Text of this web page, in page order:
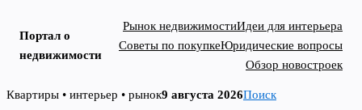
Портал о
недвижимости
Рынок недвижимостиИдеи для интерьера
Советы по покупкеЮридические вопросы
Обзор новостроек
Skip
Квартиры • интерьер • рынок9 августа 2026Поиск